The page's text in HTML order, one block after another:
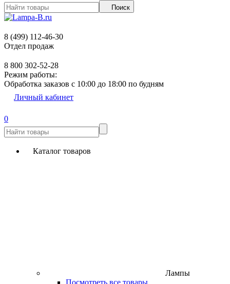
Поиск
8 (499) 112-46-30
Отдел продаж
8 800 302-52-28
Режим работы:
Обработка заказов с 10:00 до 18:00 по будням
Личный кабинет
0
Каталог товаров
Лампы
Посмотреть все товары